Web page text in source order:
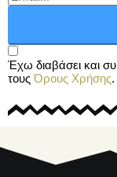
Έχω διαβάσει και
τουςΌρους Χρήσης.